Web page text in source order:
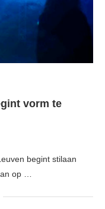
vorm te
begint stilaan
op …